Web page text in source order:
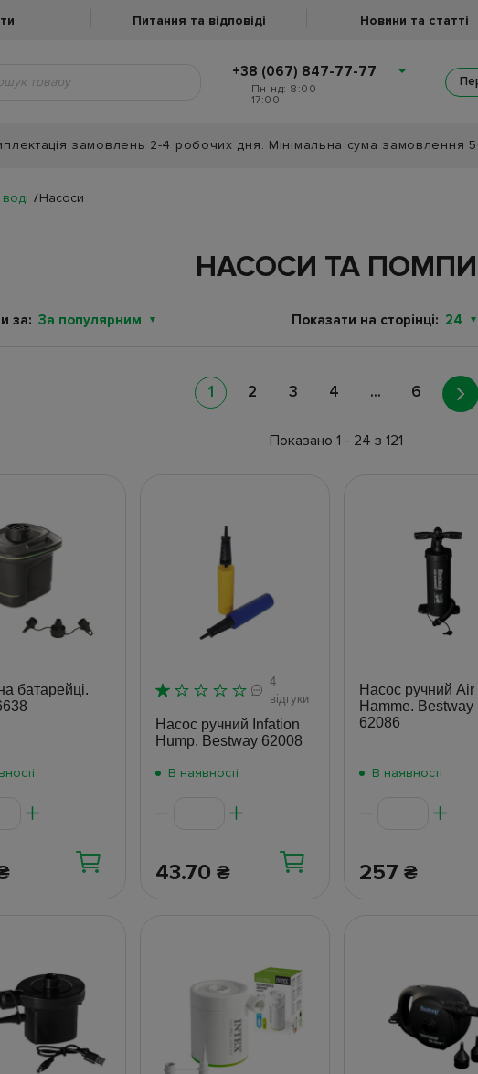
Питання та відповіді Новини та статті
+38 (067) 847-77-77
Пн-нд: 8:00-
17:00.
замовлень 2-4 робочих дня. Мінімальна сума замовлення
Насоси
НАСОСИ ТА ПОМПИ
за: За популярним Показати на сторінці: 24
1 2 3 4 ... 6
Показано 1 - 24 з 121
батарейці.
4
відгуки
Насос ручний Infation
Hump. Bestway 62008
В наявності
43.70 ₴
Насос ручний Air
Hamme. Bestway
62086
В наявності
257 ₴